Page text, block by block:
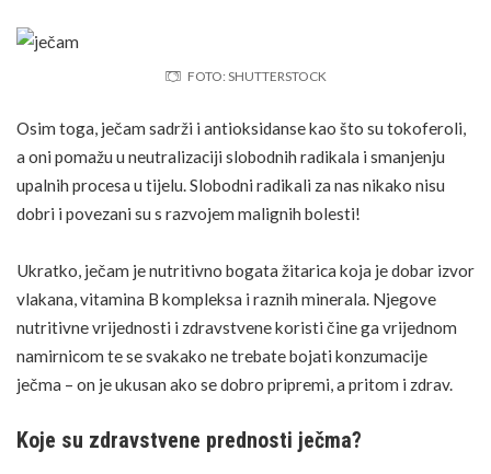
FOTO: SHUTTERSTOCK
Osim toga, ječam sadrži i antioksidanse kao što su tokoferoli,
a oni pomažu u neutralizaciji slobodnih radikala i smanjenju
upalnih procesa u tijelu. Slobodni radikali za nas nikako nisu
dobri i povezani su s razvojem malignih bolesti!
Ukratko, ječam je nutritivno bogata žitarica koja je dobar izvor
vlakana, vitamina B kompleksa i raznih minerala. Njegove
nutritivne vrijednosti i zdravstvene koristi čine ga vrijednom
namirnicom te se svakako ne trebate bojati konzumacije
ječma – on je ukusan ako se dobro pripremi, a pritom i zdrav.
Koje su zdravstvene prednosti ječma?